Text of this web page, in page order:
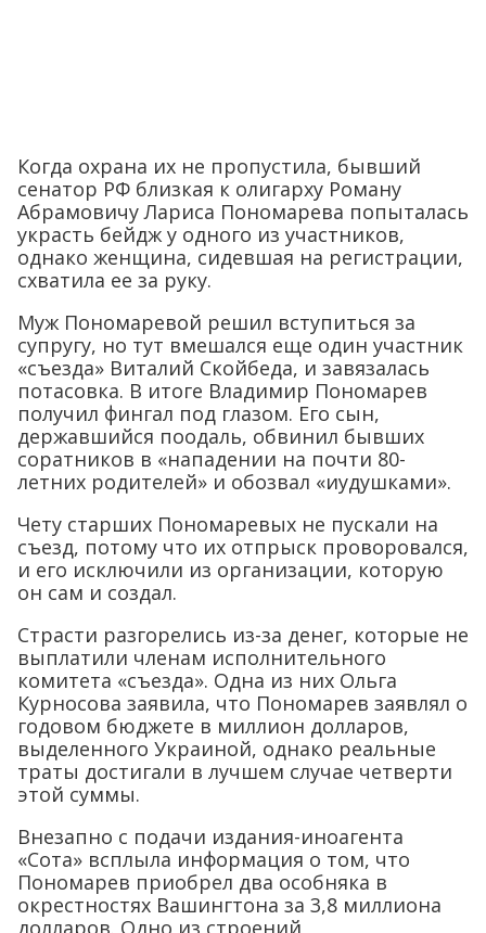
Когда охрана их не пропустила, бывший
сенатор РФ близкая к олигарху Роману
Абрамовичу Лариса Пономарева попыталась
украсть бейдж у одного из участников,
однако женщина, сидевшая на регистрации,
схватила ее за руку.
Муж Пономаревой решил вступиться за
супругу, но тут вмешался еще один участник
«съезда» Виталий Скойбеда, и завязалась
потасовка. В итоге Владимир Пономарев
получил фингал под глазом. Его сын,
державшийся поодаль, обвинил бывших
соратников в «нападении на почти 80-
летних родителей» и обозвал «иудушками».
Чету старших Пономаревых не пускали на
съезд, потому что их отпрыск проворовался,
и его исключили из организации, которую
он сам и создал.
Страсти разгорелись из-за денег, которые не
выплатили членам исполнительного
комитета «съезда». Одна из них Ольга
Курносова заявила, что Пономарев заявлял о
годовом бюджете в миллион долларов,
выделенного Украиной, однако реальные
траты достигали в лучшем случае четверти
этой суммы.
Внезапно с подачи издания-иноагента
«Сота» всплыла информация о том, что
Пономарев приобрел два особняка в
окрестностях Вашингтона за 3,8 миллиона
долларов. Одно из строений